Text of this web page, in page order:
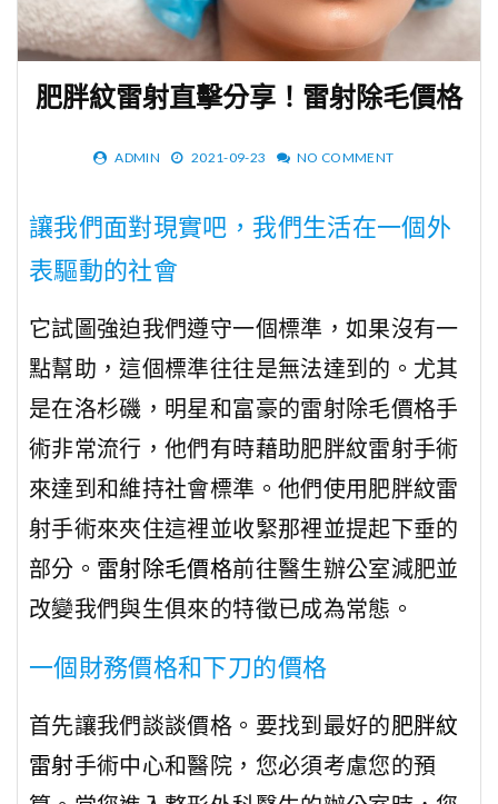
肥胖紋雷射直擊分享！雷射除毛價格
ADMIN 2021-09-23 NO COMMENT
讓我們面對現實吧，我們生活在一個外
表驅動的社會
它試圖強迫我們遵守一個標準，如果沒有一
點幫助，這個標準往往是無法達到的。尤其
是在洛杉磯，明星和富豪的雷射除毛價格手
術非常流行，他們有時藉助肥胖紋雷射手術
來達到和維持社會標準。他們使用肥胖紋雷
射手術來夾住這裡並收緊那裡並提起下垂的
部分。 雷射除毛價格前往醫生辦公室減肥並
改變我們與生俱來的特徵已成為常態。
一個財務價格和下刀的價格
首先讓我們談談價格。要找到最好的肥胖紋
雷射手術中心和醫院，您必須考慮您的預